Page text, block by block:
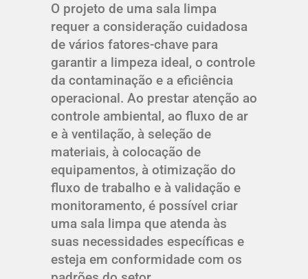
O projeto de uma sala limpa
requer a consideração cuidadosa
de vários fatores-chave para
garantir a limpeza ideal, o controle
da contaminação e a eficiência
operacional. Ao prestar atenção ao
controle ambiental, ao fluxo de ar
e à ventilação, à seleção de
materiais, à colocação de
equipamentos, à otimização do
fluxo de trabalho e à validação e
monitoramento, é possível criar
uma sala limpa que atenda às
suas necessidades específicas e
esteja em conformidade com os